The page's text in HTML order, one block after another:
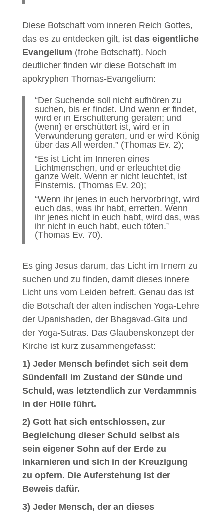
Diese Botschaft vom inneren Reich Gottes,
das es zu entdecken gilt, istdas eigentliche
Evangelium (frohe Botschaft). Noch
deutlicher finden wir diese Botschaft im
apokryphen Thomas-Evangelium:
“Der Suchende soll nicht aufhören zu
suchen, bis er findet. Und wenn er findet,
wird er in Erschütterung geraten; und
(wenn) er erschüttert ist, wird er in
Verwunderung geraten, und er wird König
über das All werden.” (Thomas Ev. 2);
“Es ist Licht im Inneren eines
Lichtmenschen, und er erleuchtet die
ganze Welt. Wenn er nicht leuchtet, ist
Finsternis. (Thomas Ev. 20);
“Wenn ihr jenes in euch hervorbringt, wird
euch das, was ihr habt, erretten. Wenn
ihr jenes nicht in euch habt, wird das, was
ihr nicht in euch habt, euch töten.”
(Thomas Ev. 70).
Es ging Jesus darum, das Licht im Innern zu
suchen und zu finden, damit dieses innere
Licht uns vom Leiden befreit. Genau das ist
die Botschaft der alten indischen Yoga-Lehre
der Upanishaden, der Bhagavad-Gita und
der Yoga-Sutras. Das Glaubenskonzept der
Kirche ist kurz zusammengefasst:
1) Jeder Mensch befindet sich seit dem
Sündenfall im Zustand der Sünde und
Schuld, was letztendlich zur Verdammnis
in der Hölle führt.
2) Gott hat sich entschlossen, zur
Begleichung dieser Schuld selbst als
sein eigener Sohn auf der Erde zu
inkarnieren und sich in der Kreuzigung
zu opfern. Die Auferstehung ist der
Beweis dafür.
3) Jeder Mensch, der an dieses